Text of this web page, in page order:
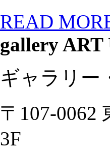
READ
gallery
ギャラリー
〒107-0062
3F